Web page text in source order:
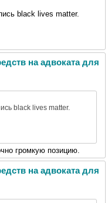
black lives matter.
на адвоката для
black lives matter.
громкую позицию.
на адвоката для